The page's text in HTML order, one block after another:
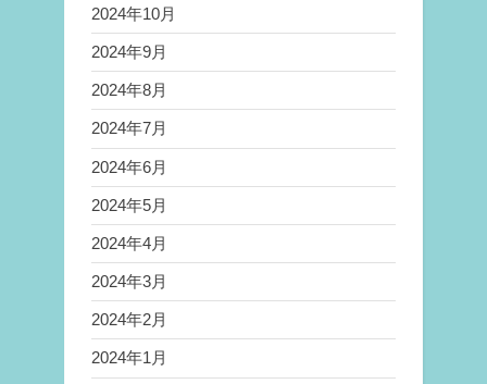
2024年10月
2024年9月
2024年8月
2024年7月
2024年6月
2024年5月
2024年4月
2024年3月
2024年2月
2024年1月